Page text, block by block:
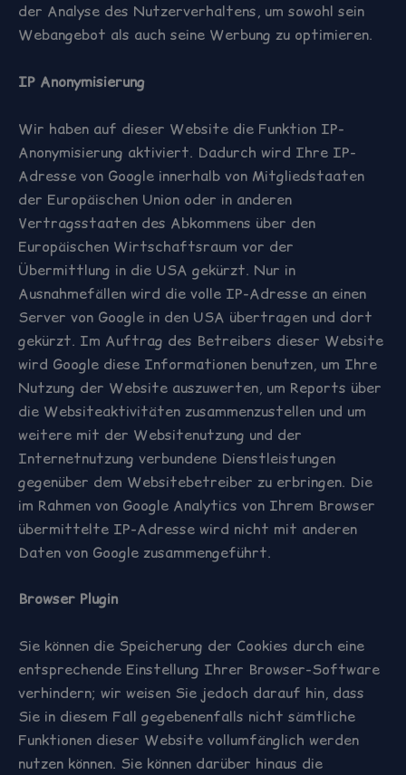
der Analyse des Nutzerverhaltens, um sowohl sein
Webangebot als auch seine Werbung zu optimieren.
IP Anonymisierung
Wir haben auf dieser Website die Funktion IP-
Anonymisierung aktiviert. Dadurch wird Ihre IP-
Adresse von Google innerhalb von Mitgliedstaaten
der Europäischen Union oder in anderen
Vertragsstaaten des Abkommens über den
Europäischen Wirtschaftsraum vor der
Übermittlung in die USA gekürzt. Nur in
Ausnahmefällen wird die volle IP-Adresse an einen
Server von Google in den USA übertragen und dort
gekürzt. Im Auftrag des Betreibers dieser Website
wird Google diese Informationen benutzen, um Ihre
Nutzung der Website auszuwerten, um Reports über
die Websiteaktivitäten zusammenzustellen und um
weitere mit der Websitenutzung und der
Internetnutzung verbundene Dienstleistungen
gegenüber dem Websitebetreiber zu erbringen. Die
im Rahmen von Google Analytics von Ihrem Browser
übermittelte IP-Adresse wird nicht mit anderen
Daten von Google zusammengeführt.
Browser Plugin
Sie können die Speicherung der Cookies durch eine
entsprechende Einstellung Ihrer Browser-Software
verhindern; wir weisen Sie jedoch darauf hin, dass
Sie in diesem Fall gegebenenfalls nicht sämtliche
Funktionen dieser Website vollumfänglich werden
nutzen können. Sie können darüber hinaus die